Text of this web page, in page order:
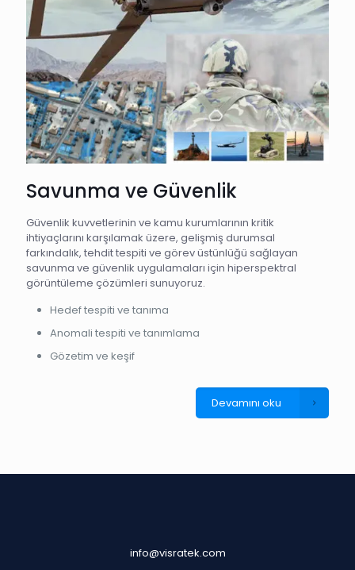
Savunma ve Güvenlik
Güvenlik kuvvetlerinin ve kamu kurumlarının kritik
ihtiyaçlarını karşılamak üzere, gelişmiş durumsal
farkındalık, tehdit tespiti ve görev üstünlüğü sağlayan
savunma ve güvenlik uygulamaları için hiperspektral
görüntüleme çözümleri sunuyoruz.
Hedef tespiti ve tanıma
Anomali tespiti ve tanımlama
Gözetim ve keşif
Devamını oku
info@visratek.com